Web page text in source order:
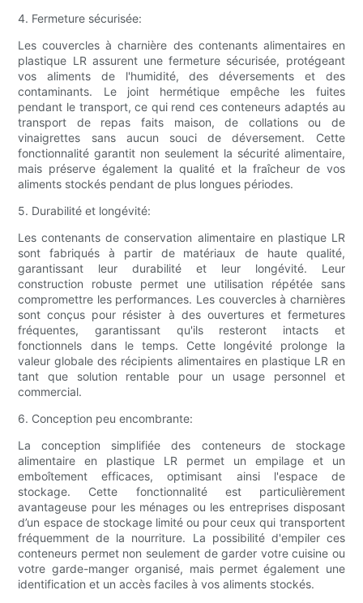
4. Fermeture sécurisée:
Les couvercles à charnière des contenants alimentaires en
plastique LR assurent une fermeture sécurisée, protégeant
vos aliments de l'humidité, des déversements et des
contaminants. Le joint hermétique empêche les fuites
pendant le transport, ce qui rend ces conteneurs adaptés au
transport de repas faits maison, de collations ou de
vinaigrettes sans aucun souci de déversement. Cette
fonctionnalité garantit non seulement la sécurité alimentaire,
mais préserve également la qualité et la fraîcheur de vos
aliments stockés pendant de plus longues périodes.
5. Durabilité et longévité:
Les contenants de conservation alimentaire en plastique LR
sont fabriqués à partir de matériaux de haute qualité,
garantissant leur durabilité et leur longévité. Leur
construction robuste permet une utilisation répétée sans
compromettre les performances. Les couvercles à charnières
sont conçus pour résister à des ouvertures et fermetures
fréquentes, garantissant qu'ils resteront intacts et
fonctionnels dans le temps. Cette longévité prolonge la
valeur globale des récipients alimentaires en plastique LR en
tant que solution rentable pour un usage personnel et
commercial.
6. Conception peu encombrante:
La conception simplifiée des conteneurs de stockage
alimentaire en plastique LR permet un empilage et un
emboîtement efficaces, optimisant ainsi l'espace de
stockage. Cette fonctionnalité est particulièrement
avantageuse pour les ménages ou les entreprises disposant
d’un espace de stockage limité ou pour ceux qui transportent
fréquemment de la nourriture. La possibilité d'empiler ces
conteneurs permet non seulement de garder votre cuisine ou
votre garde-manger organisé, mais permet également une
identification et un accès faciles à vos aliments stockés.